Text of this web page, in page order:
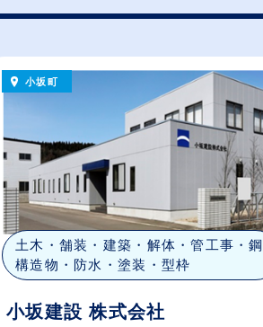
小坂町
土木・舗装・建築・解体・管工事・鋼
構造物・防水・塗装・型枠
小坂建設 株式会社